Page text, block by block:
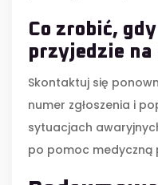
Co zrobić,
przyjedzie na
Skontaktuj się
numer zgłoszenia i
sytuacjach
po pomoc medyczną